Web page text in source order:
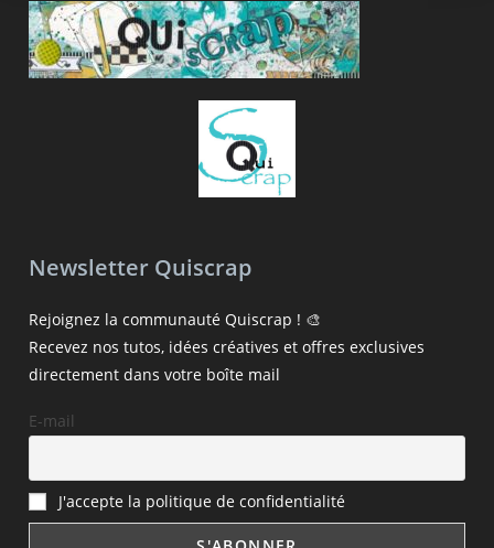
Newsletter Quiscrap
Rejoignez la communauté Quiscrap ! 🎨
Recevez nos tutos, idées créatives et offres exclusives
directement dans votre boîte mail
E-mail
J'accepte la politique de confidentialité